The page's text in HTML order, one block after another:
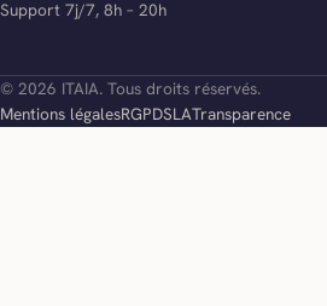
Support 7j/7, 8h – 20h
© 2026 ITAIA. Tous droits réservés.
Mentions légalesRGPDSLATransparence